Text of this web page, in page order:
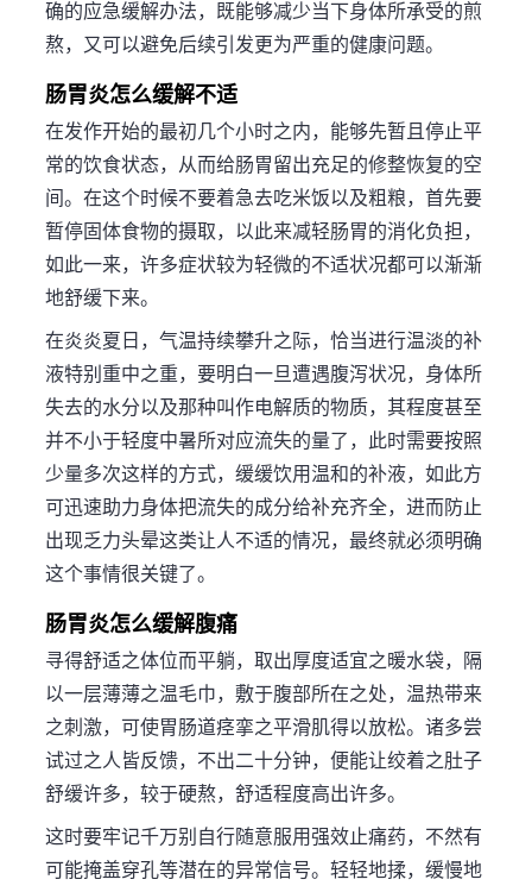
确的应急缓解办法，既能够减少当下身体所承受的煎
熬，又可以避免后续引发更为严重的健康问题。
肠胃炎怎么缓解不适
在发作开始的最初几个小时之内，能够先暂且停止平
常的饮食状态，从而给肠胃留出充足的修整恢复的空
间。在这个时候不要着急去吃米饭以及粗粮，首先要
暂停固体食物的摄取，以此来减轻肠胃的消化负担，
如此一来，许多症状较为轻微的不适状况都可以渐渐
地舒缓下来。
在炎炎夏日，气温持续攀升之际，恰当进行温淡的补
液特别重中之重，要明白一旦遭遇腹泻状况，身体所
失去的水分以及那种叫作电解质的物质，其程度甚至
并不小于轻度中暑所对应流失的量了，此时需要按照
少量多次这样的方式，缓缓饮用温和的补液，如此方
可迅速助力身体把流失的成分给补充齐全，进而防止
出现乏力头晕这类让人不适的情况，最终就必须明确
这个事情很关键了。
肠胃炎怎么缓解腹痛
寻得舒适之体位而平躺，取出厚度适宜之暖水袋，隔
以一层薄薄之温毛巾，敷于腹部所在之处，温热带来
之刺激，可使胃肠道痉挛之平滑肌得以放松。诸多尝
试过之人皆反馈，不出二十分钟，便能让绞着之肚子
舒缓许多，较于硬熬，舒适程度高出许多。
这时要牢记千万别自行随意服用强效止痛药，不然有
可能掩盖穿孔等潜在的异常信号。轻轻地揉，缓慢地